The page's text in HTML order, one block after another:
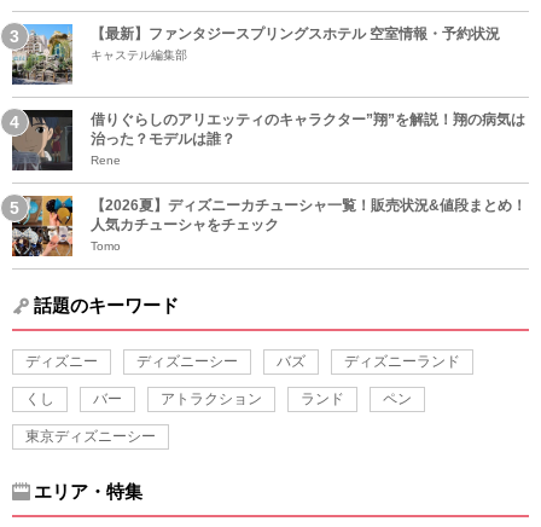
【最新】ファンタジースプリングスホテル 空室情報・予約状況
キャステル編集部
借りぐらしのアリエッティのキャラクター”翔”を解説！翔の病気は
治った？モデルは誰？
Rene
【2026夏】ディズニーカチューシャ一覧！販売状況&値段まとめ！
人気カチューシャをチェック
Tomo
話題のキーワード
ディズニー ディズニーシー バズ ディズニーランド
くし バー アトラクション ランド ペン
東京ディズニーシー
エリア・特集